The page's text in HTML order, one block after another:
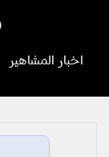
اخبار المشاهير